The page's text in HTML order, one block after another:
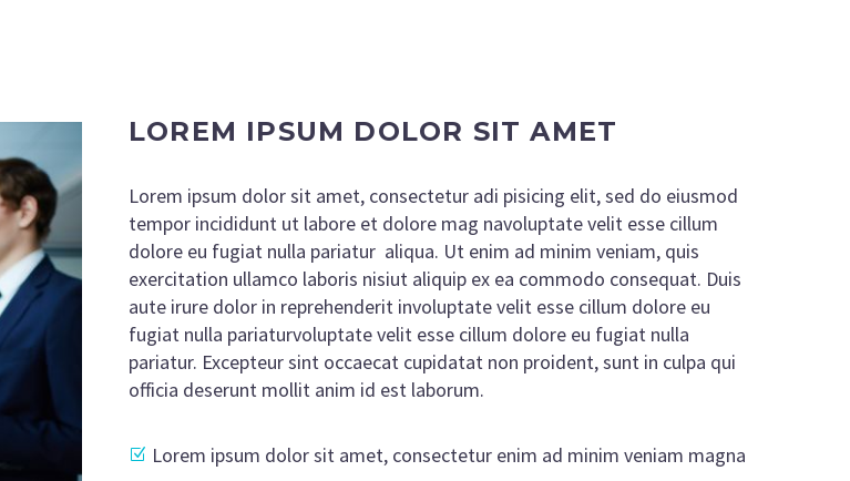
LOREM IPSUM DOLOR SIT AMET
Lorem ipsum dolor sit amet, consectetur adi pisicing elit, sed do eiusmod
tempor incididunt ut labore et dolore mag navoluptate velit esse cillum
dolore eu fugiat nulla pariatur aliqua. Ut enim ad minim veniam, quis
exercitation ullamco laboris nisiut aliquip ex ea commodo consequat. Duis
aute irure dolor in reprehenderit involuptate velit esse cillum dolore eu
fugiat nulla pariaturvoluptate velit esse cillum dolore eu fugiat nulla
pariatur. Excepteur sint occaecat cupidatat non proident, sunt in culpa qui
officia deserunt mollit anim id est laborum.
Lorem ipsum dolor sit amet, consectetur enim ad minim veniam magna